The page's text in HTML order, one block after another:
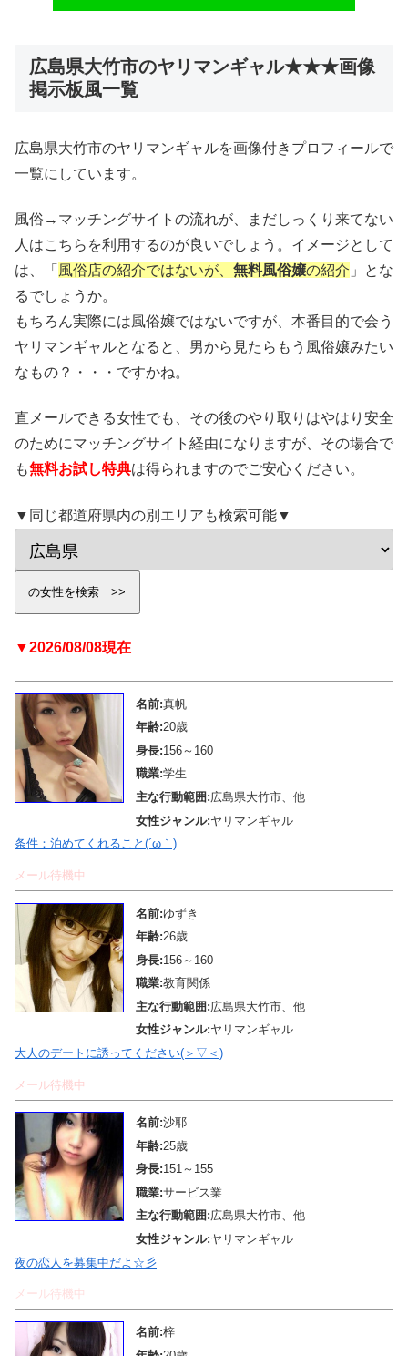
広島県大竹市のヤリマンギャル★★★画像
掲示板風一覧
広島県大竹市のヤリマンギャルを画像付きプロフィールで
一覧にしています。
風俗→マッチングサイトの流れが、まだしっくり来てない
人はこちらを利用するのが良いでしょう。イメージとして
は、「 風俗店の紹介ではないが、 無料風俗嬢の紹介 」とな
るでしょうか。
もちろん実際には風俗嬢ではないですが、本番目的で会う
ヤリマンギャルとなると、男から見たらもう風俗嬢みたい
なもの？・・・ですかね。
直メールできる女性でも、その後のやり取りはやはり安全
のためにマッチングサイト経由になりますが、その場合で
も無料お試し特典は得られますのでご安心ください。
▼同じ都道府県内の別エリアも検索可能▼
▼2026/08/08現在
名前:真帆
年齢:20歳
身長:156～160
職業:学生
主な行動範囲:広島県大竹市、他
女性ジャンル:ヤリマンギャル
条件：泊めてくれること(´ω｀)
メール待機中
名前:ゆずき
年齢:26歳
身長:156～160
職業:教育関係
主な行動範囲:広島県大竹市、他
女性ジャンル:ヤリマンギャル
大人のデートに誘ってください(＞▽＜)
メール待機中
名前:沙耶
年齢:25歳
身長:151～155
職業:サービス業
主な行動範囲:広島県大竹市、他
女性ジャンル:ヤリマンギャル
夜の恋人を募集中だよ☆彡
メール待機中
名前:梓